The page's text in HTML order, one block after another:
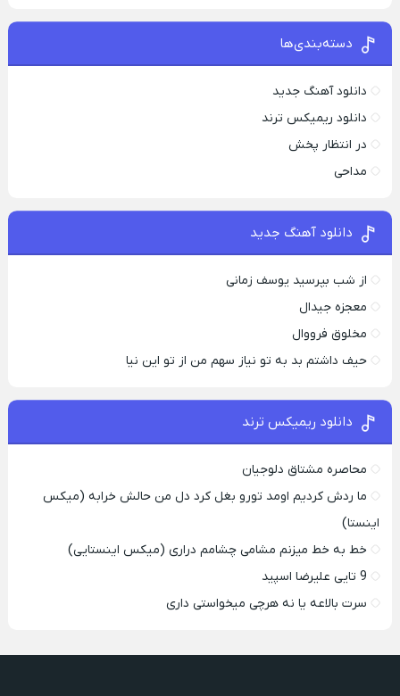
دسته‌بندی‌ها
دانلود آهنگ جدید
دانلود ریمیکس ترند
در انتظار پخش
مداحی
دانلود آهنگ جدید
از شب بپرسید یوسف زمانی
معجزه جیدال
مخلوق فرووال
حیف داشتم بد به تو نیاز سهم من از تو این نیا
دانلود ریمیکس ترند
محاصره مشتاق دلوجیان
ما ردش کردیم اومد تورو بغل کرد دل من حالش خرابه (میکس
اینستا)
خط به خط میزنم مشامی چشامم دراری (میکس اینستایی)
9 تایی علیرضا اسپید
سرت بالاعه یا نه هرچی میخواستی داری